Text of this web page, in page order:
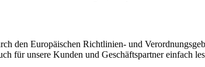
den Europäischen Richtlinien- und
für unsere Kunden und Geschäftspartner einfach